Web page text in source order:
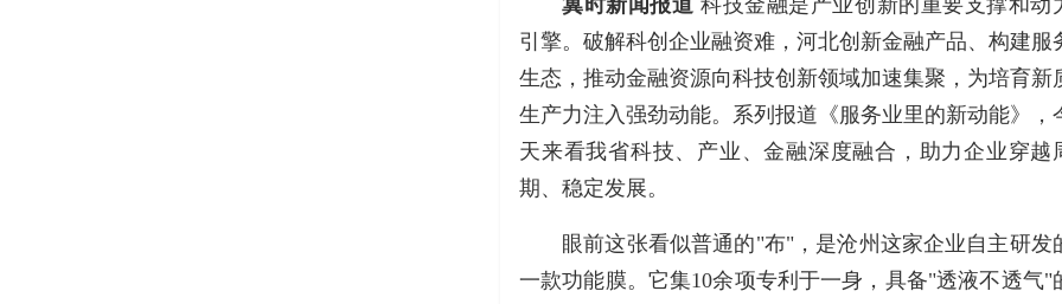
冀时新闻报道 科技金融是产业创新的重要支撑和动
引擎。破解科创企业融资难，河北创新金融产品、构建服
生态，推动金融资源向科技创新领域加速集聚，为培育新
生产力注入强劲动能。系列报道《服务业里的新动能》，
天来看我省科技、产业、金融深度融合，助力企业穿越
期、稳定发展。
眼前这张看似普通的"布"，是沧州这家企业自主研发
一款功能膜。它集10余项专利于一身，具备"透液不透气"